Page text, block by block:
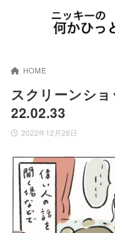
HOME
スクリーンシ
22.02.33
2022年12月28日